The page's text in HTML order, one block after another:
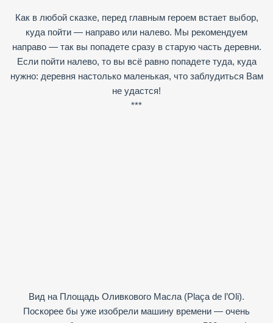
Как в любой сказке, перед главным героем встает выбор,
куда пойти — направо или налево. Мы рекомендуем
направо — так вы попадете сразу в старую часть деревни.
Если пойти налево, то вы всё равно попадете туда, куда
нужно: деревня настолько маленькая, что заблудиться Вам
не удастся!
***
Вид на Площадь Оливкового Масла (Plaça de l’Oli).
Поскорее бы уже изобрели машину времени — очень